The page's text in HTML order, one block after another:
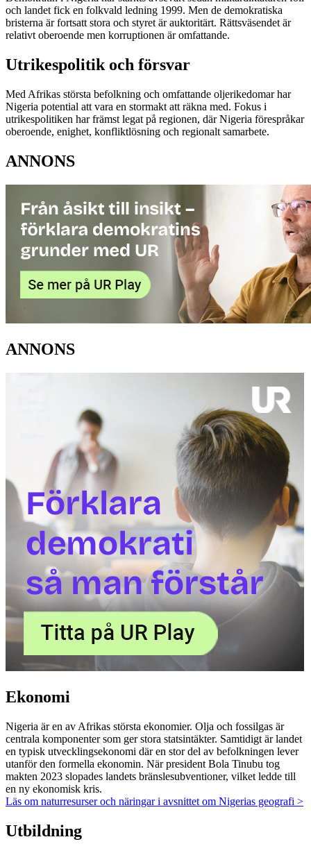
och landet fick en folkvald ledning 1999. Men de demokratiska
bristerna är fortsatt stora och styret är auktoritärt. Rättsväsendet är
relativt oberoende men korruptionen är omfattande.
Utrikespolitik och försvar
Med Afrikas största befolkning och omfattande oljerikedomar har
Nigeria potential att vara en stormakt att räkna med. Fokus i
utrikespolitiken har främst legat på regionen, där Nigeria förespråkar
oberoende, enighet, konfliktlösning och regionalt samarbete.
ANNONS
ANNONS
Ekonomi
Nigeria är en av Afrikas största ekonomier. Olja och fossilgas är
centrala komponenter som ger stora statsintäkter. Samtidigt är landet
en typisk utvecklingsekonomi där en stor del av befolkningen lever
utanför den formella ekonomin. När president Bola Tinubu tog
makten 2023 slopades landets bränslesubventioner, vilket ledde till
en ny ekonomisk kris.
Läs om naturresurser och näringar i avsnittet om Nigerias geografi >
Utbildning